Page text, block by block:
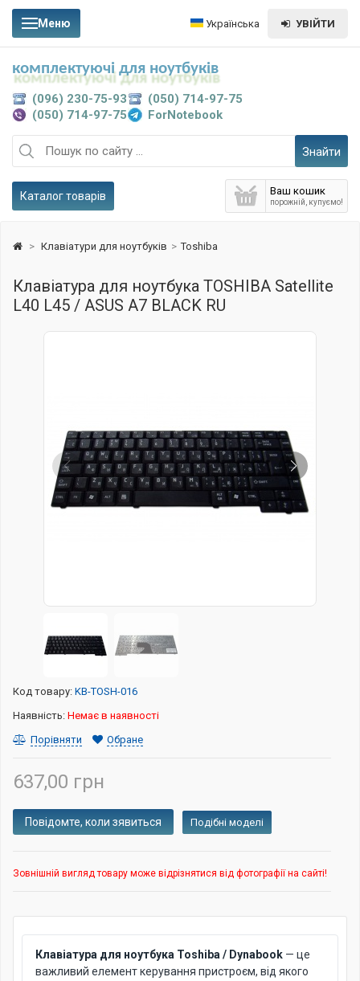
Меню Українська УВІЙТИ
Знайти
Ваш кошик
порожній, купуємо!
Каталог товарів
(096) 230-75-93
(050) 714-97-75
(050) 714-97-75
ForNotebook
комплектуючі для ноутбуків
> Клавіатури для ноутбуків > Toshiba
Клавіатура для ноутбука TOSHIBA Satellite
L40 L45 / ASUS A7 BLACK RU
Код товару: KB-TOSH-016
Наявність: Немає в наявності
Порівняти
Обране
637,00 грн
Подібні моделі
Зовнішній вигляд товару може відрізнятися від фотографії на сайті!
Клавіатура для ноутбука Toshiba / Dynabook — це
важливий елемент керування пристроєм, від якого